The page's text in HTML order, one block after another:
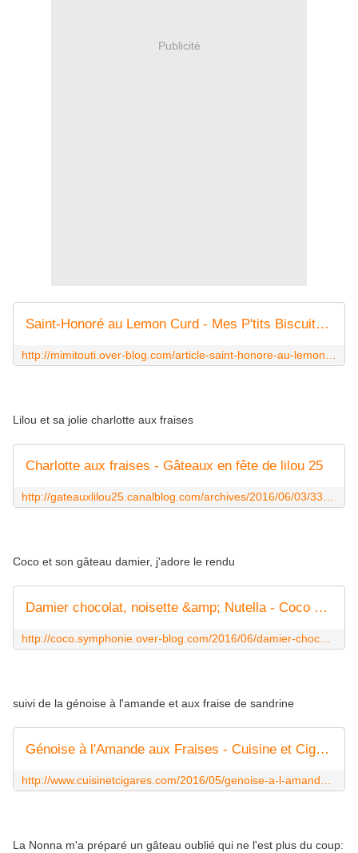
Publicité
Saint-Honoré au Lemon Curd - Mes P'tits Biscuits Gourmands et Autres Délices
Lilou et sa jolie charlotte aux fraises
Charlotte aux fraises - Gâteaux en fête de lilou 25
Coco et son gâteau damier, j'adore le rendu
Damier chocolat, noisette &amp; Nutella - Coco Symphonie
suivi de la génoise à l'amande et aux fraise de sandrine
Génoise à l'Amande aux Fraises - Cuisine et Cigares
La Nonna m'a préparé un gâteau oublié qui ne l'est plus du coup: